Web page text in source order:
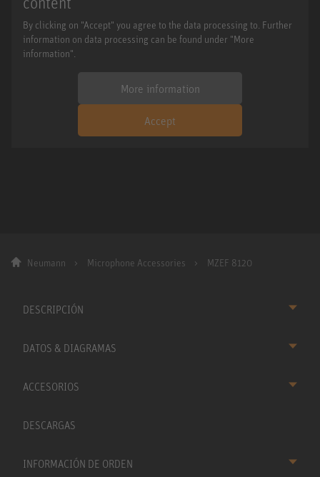
By clicking on "Accept" you agree to the data processing to. Further
information on data processing can be found under "More
information".
More information
Accept
Neumann Microphone Accessories MZEF 8120
DESCRIPCIÓN
DATOS & DIAGRAMAS
ACCESORIOS
DESCARGAS
INFORMACIÓN DE ORDEN